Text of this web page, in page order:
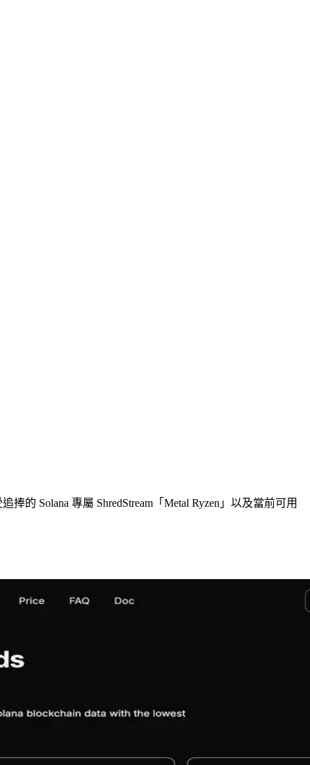
的 Solana 專屬 ShredStream「Metal Ryzen」以及當前可用